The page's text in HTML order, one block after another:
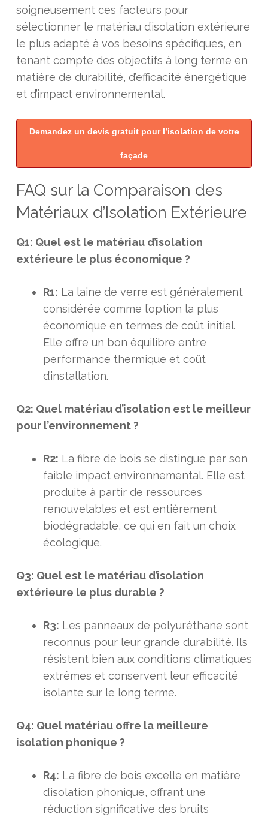
soigneusement ces facteurs pour
sélectionner le matériau d’isolation extérieure
le plus adapté à vos besoins spécifiques, en
tenant compte des objectifs à long terme en
matière de durabilité, d’efficacité énergétique
et d’impact environnemental.
Demandez un devis gratuit pour l’isolation de votre
façade
FAQ sur la Comparaison des
Matériaux d’Isolation Extérieure
Q1: Quel est le matériau d’isolation
extérieure le plus économique ?
R1: La laine de verre est généralement
considérée comme l’option la plus
économique en termes de coût initial.
Elle offre un bon équilibre entre
performance thermique et coût
d’installation.
Q2: Quel matériau d’isolation est le meilleur
pour l’environnement ?
R2: La fibre de bois se distingue par son
faible impact environnemental. Elle est
produite à partir de ressources
renouvelables et est entièrement
biodégradable, ce qui en fait un choix
écologique.
Q3: Quel est le matériau d’isolation
extérieure le plus durable ?
R3: Les panneaux de polyuréthane sont
reconnus pour leur grande durabilité. Ils
résistent bien aux conditions climatiques
extrêmes et conservent leur efficacité
isolante sur le long terme.
Q4: Quel matériau offre la meilleure
isolation phonique ?
R4: La fibre de bois excelle en matière
d’isolation phonique, offrant une
réduction significative des bruits